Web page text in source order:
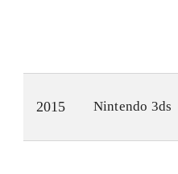
2015 Nintendo 3ds